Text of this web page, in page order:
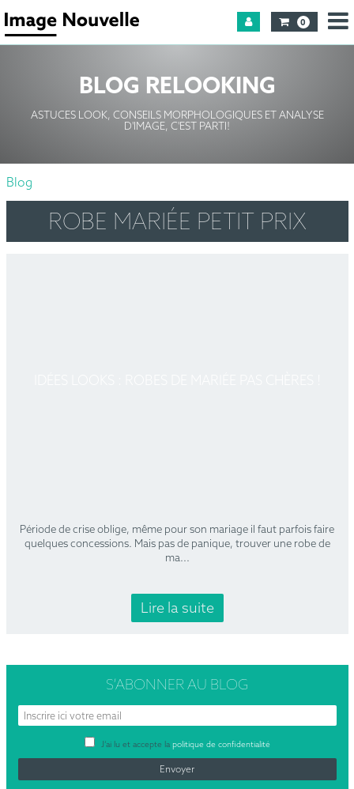
0
BLOG RELOOKING
ASTUCES LOOK, CONSEILS MORPHOLOGIQUES ET ANALYSE
D'IMAGE, C'EST PARTI!
Blog
ROBE MARIÉE PETIT PRIX
Période de crise oblige, même pour son mariage il faut parfois faire
quelques concessions. Mais pas de panique, trouver une robe de
ma...
Lire la suite
S’ABONNERAU BLOG
J’ai lu et accepte la politique de confidentialité